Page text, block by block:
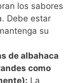
los sabores
Debe estar
su
de albahaca
como
La